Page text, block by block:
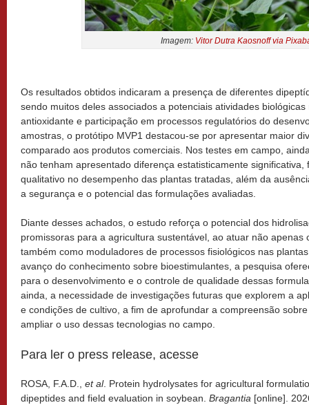
Imagem: Vitor Dutra Kaosnoff via
Os resultados obtidos indicaram a presença de diferentes
sendo muitos deles associados a potenciais atividades
antioxidante e participação em processos regulatórios do
amostras, o protótipo MVP1 destacou-se por apresentar maior
comparado aos produtos comerciais. Nos testes em campo,
não tenham apresentado diferença estatisticamente
qualitativo no desempenho das plantas tratadas, além da
a segurança e o potencial das formulações avaliadas.
Diante desses achados, o estudo reforça o potencial dos
promissoras para a agricultura sustentável, ao atuar não apenas
também como moduladores de processos fisiológicos nas
avanço do conhecimento sobre bioestimulantes, a pesquisa
para o desenvolvimento e o controle de qualidade dessas
ainda, a necessidade de investigações futuras que explorem a
e condições de cultivo, a fim de aprofundar a compreensão
ampliar o uso dessas tecnologias no campo.
Para ler o press release, acesse
ROSA, F.A.D., et al. Protein hydrolysates for agricultural
dipeptides and field evaluation in soybean. Bragantia [online].